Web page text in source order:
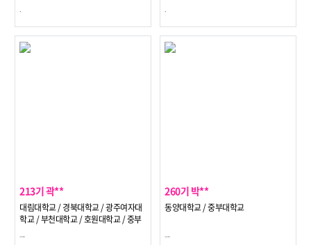
. .
213기 곽**
대림대학교 / 경북대학교 / 광주여자대
학교 / 부천대학교 / 호원대학교 / 중부
---
260기 박**
동양대학교 / 중부대학교
---